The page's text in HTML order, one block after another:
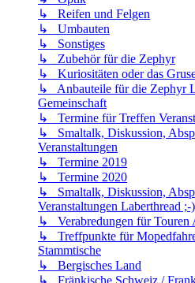
↳ Reifen und Felgen
↳ Umbauten
↳ Sonstiges
↳ Zubehör für die Zephyr
↳ Kuriositäten oder das
↳ Anbauteile für die Zephyr
Gemeinschaft
↳ Termine für Treffen
↳ Smaltalk, Diskussion,
Veranstaltungen
↳ Termine 2019
↳ Termine 2020
↳ Smaltalk, Diskussion,
Veranstaltungen Laberthread ;-)
↳ Verabredungen für Touren
↳ Treffpunkte für
Stammtische
↳ Bergisches Land
↳ Fränkische Schweiz /